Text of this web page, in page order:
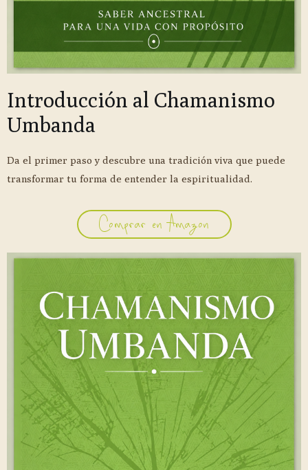
Introducción al Chamanismo
Umbanda
Da el primer paso y descubre una tradición viva que puede
transformar tu forma de entender la espiritualidad.
Comprar en Amazon